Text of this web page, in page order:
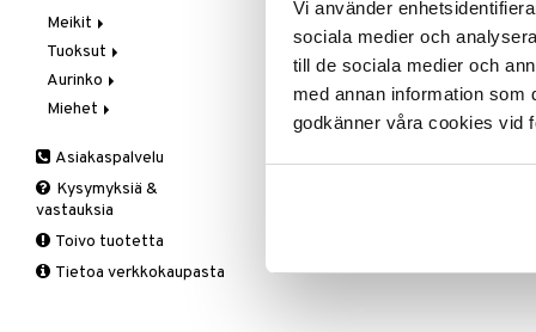
Vi använder
sociala medier och
till de sociala medier och
med annan information som
godkänner våra cookies vid
Lash Up Mascara -Accentuates
D.J.V MIARAY
Ripsiväri ultraohuella harjalla, joka
saavutettavat ripset
Vaihe 2: Kirkastus
Vaihe 3: Kosteutus
Käsien- ja Vartalonhoito
Kosteudenhoito
Kuorinta ja naamiot
Puhdistus
Silmien/Huulten Hoito
Meikit
Huulikiilto
Huulipuna
Huultenrajausväri
Luomiväri
Meikkisiveltmit
Peitevoide
Pohjustusvoide
Tuoksut
Aromatics Elixir
Calyx
Clinique Happy For Men
Aurinko
Aurinkosuoja
Miehet
Ironhoito
Kirkastus
Parranajo &
Ihonpuhdistus
Asiakaspalvelu
Kysymyksiä &
vastauksia
Toivo tuotetta
Tietoa verkkokaupasta